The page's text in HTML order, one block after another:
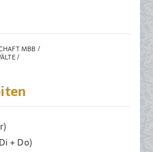
MBB /
/
+ Do)